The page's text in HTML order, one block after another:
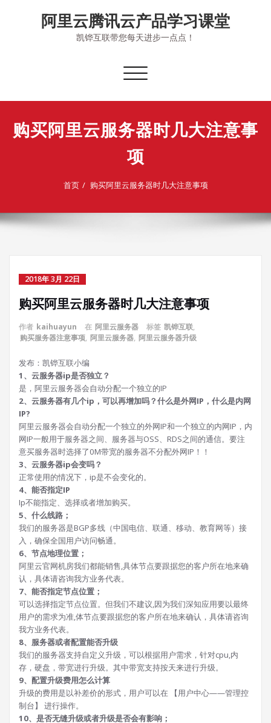
阿里云腾讯云产品学习课堂
凯铧互联带您每天进步一点点！
切
导
购买阿里云服务器时几大注意事
项
首页 购买阿里云服务器时几大注意事项
2018年 3月 22日
购买阿里云服务器时几大注意事项
作者 kaihuayun 在 阿里云服务器 标签 凯铧互联,
购买服务器注意事项, 阿里云服务器, 阿里云服务器升级
发布：凯铧互联小编
1、云服务器ip是否独立？
是，阿里云服务器会自动分配一个独立的IP
2、云服务器有几个ip，可以再增加吗？什么是外网IP，什么是内网
IP?
阿里云服务器会自动分配一个独立的外网IP和一个独立的内网IP，内
网IP一般用于服务器之间、服务器与OSS、RDS之间的通信。要注
意买服务器时选择了0M带宽的服务器不分配外网IP！！
3、云服务器ip会变吗？
正常使用的情况下，ip是不会变化的。
4、能否指定IP
Ip不能指定、选择或者增加购买。
5、什么线路；
我们的服务器是BGP多线（中国电信、联通、移动、教育网等）接
入，确保全国用户访问畅通。
6、节点地理位置；
阿里云官网机房我们都能销售,具体节点要跟据您的客户所在地来确
认，具体请咨询我方业务代表。
7、能否指定节点位置；
可以选择指定节点位置。但我们不建议,因为我们深知应用要以最终
用户的需求为准,体节点要跟据您的客户所在地来确认，具体请咨询
我方业务代表。
8、服务器或者配置能否升级
我们的服务器支持自定义升级，可以根据用户需求，针对cpu,内
存，硬盘，带宽进行升级。其中带宽支持按天来进行升级。
9、配置升级费用怎么计算
升级的费用是以补差价的形式，用户可以在 【用户中心——管理控
制台】 进行操作。
10、是否无缝升级或者升级是否会有影响；